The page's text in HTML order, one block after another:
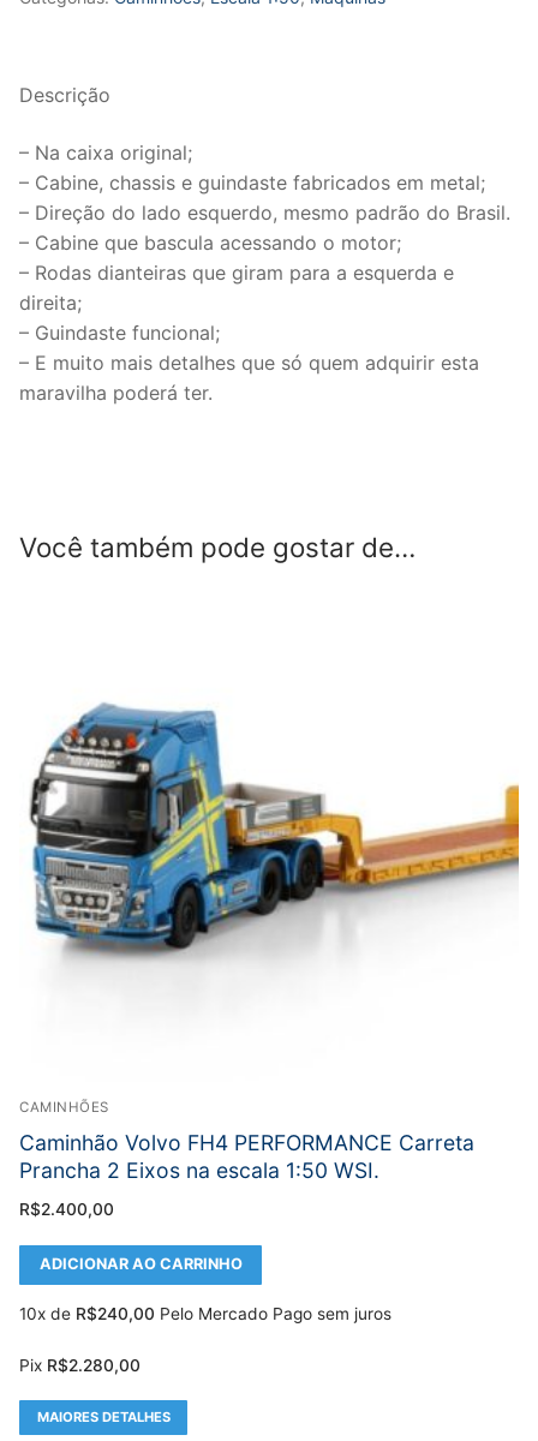
1:50
WSI.
quantidade
Descrição
– Na caixa original;
– Cabine, chassis e guindaste fabricados em metal;
– Direção do lado esquerdo, mesmo padrão do Brasil.
– Cabine que bascula acessando o motor;
– Rodas dianteiras que giram para a esquerda e
direita;
– Guindaste funcional;
– E muito mais detalhes que só quem adquirir esta
maravilha poderá ter.
Você também pode gostar de…
CAMINHÕES
Caminhão Volvo FH4 PERFORMANCE Carreta
Prancha 2 Eixos na escala 1:50 WSI.
R$2.400,00
ADICIONAR AO CARRINHO
10x de R$240,00 Pelo Mercado Pago sem juros
Pix R$2.280,00
MAIORES DETALHES